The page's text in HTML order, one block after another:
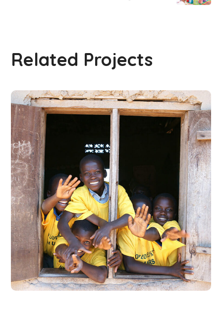
Related Projects
Building Futures
#AFRICA #DONATION